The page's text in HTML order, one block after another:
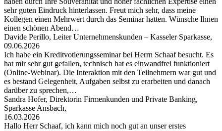
sehr guten Eindruck hinterlassen. Freut mich sehr, dass meine
Kollegen einen Mehrwert durch das Seminar hatten. Wünsche Ihnen
einen schönen Abend…
Davide Perillo, Leiter Unternehmenskunden – Kasseler Sparkasse,
09.06.2026
Ich habe ein Kreditvotierungsseminar bei Herrn Schaaf besucht. Es
hat mir sehr gut gefallen, technisch hat es einwandfrei funktioniert
(Online-Webinar). Die Interaktion mit den Teilnehmern war gut und
es bestand Gelegenheit, Aufgaben selbst zu erarbeiten und danach
darüber zu sprechen,…
Sandra Hofer, Direktorin Firmenkunden und Private Banking,
Sparkasse Ansbach,
16.03.2026
Hallo Herr Schaaf, ich kann mich noch gut an unser erstes